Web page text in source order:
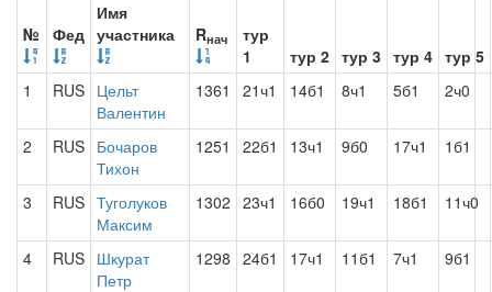
№ Фед
Имя
участника
Rнач
тур
1
тур 2 тур 3 тур 4 тур 5
1
RUS Цельт
Валентин
1361 21ч1 14б1 8ч1 5б1 2ч0
2 RUS Бочаров
Тихон
1251 22б1 13ч1 9б0 17ч1 1б1
3 RUS Туголуков
Максим
1302 23ч1 16б0 19ч1 18б1 11ч0
4 RUS Шкурат
Петр
1298 24б1 17ч1 11б1 7ч1 9б1